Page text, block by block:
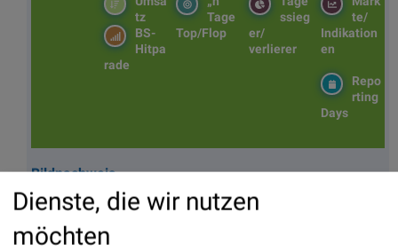
te/
Indikation
en
ssieg
er/
verlierer
Tage
Top/Flop
tz
BS-
Hitpa
rade
Repo
rting
Days
Bildnachweis
1. BSN Group Versicherer Performancevergleich YTD, Stand: 26.04.2025
2. Versicherung, Schutz, Versicherer, http://www.shutterstock.com/de/pic-
167065115/stock-photo-insurance-concept-german-language.html
Dienste, die wir nutzen
möchten